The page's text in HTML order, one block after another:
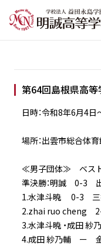
第64回島根県高
日時：令和8年6月4日
場所：出雲市総合体
≪男子団体≫ ベス
準決勝：明誠 0-3
1.水津斗暁 0-3 三
2.zhai ruo cheng
3.水津斗暁 ・成田
4.成田 紗乃輔 ー